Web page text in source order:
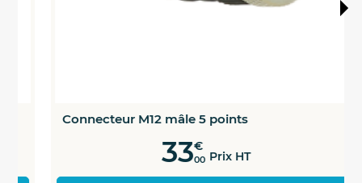
Connecteur M12 mâle 5 points
33€
00 Prix HT